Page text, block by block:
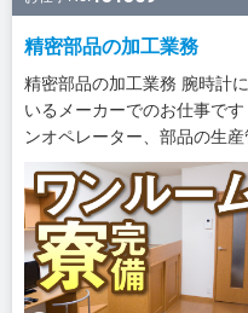
精密部品の加工業務
精密部品の加工業務 腕時計
いるメーカーでのお仕事で
ンオペレーター、部品の生